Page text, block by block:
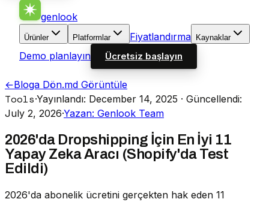
genlook
Ürünler Platformlar Fiyatlandırma Kaynaklar
Demo planlayın Ücretsiz başlayın
←Bloga Dön.md Görüntüle
Tools·Yayınlandı: December 14, 2025 · Güncellendi:
July 2, 2026·Yazan: Genlook Team
2026'da Dropshipping İçin En İyi 11
Yapay Zeka Aracı (Shopify'da Test
Edildi)
2026'da abonelik ücretini gerçekten hak eden 11